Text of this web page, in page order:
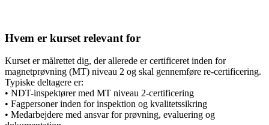
Hvem er kurset relevant for
Kurset er målrettet dig, der allerede er certificeret inden for
magnetprøvning (MT) niveau 2 og skal gennemføre re-certificering.
Typiske deltagere er:
• NDT-inspektører med MT niveau 2-certificering
• Fagpersoner inden for inspektion og kvalitetssikring
• Medarbejdere med ansvar for prøvning, evaluering og